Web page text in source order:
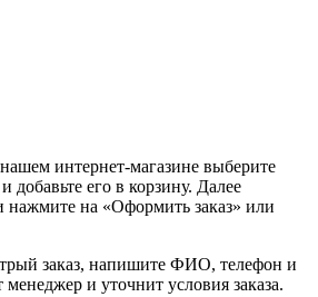
интернет-магазине выберите
добавьте его в корзину. Далее
нажмите на «Оформить заказ» или
заказ, напишите ФИО, телефон и
и уточнит условия заказа.